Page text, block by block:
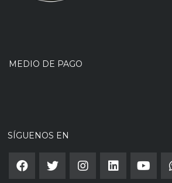
MEDIO DE PAGO
SÍGUENOS EN